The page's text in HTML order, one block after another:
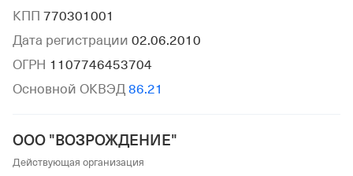
КПП 770301001
Дата регистрации 02.06.2010
ОГРН 1107746453704
Основной ОКВЭД 86.21
ООО "ВОЗРОЖДЕНИЕ"
Действующая организация